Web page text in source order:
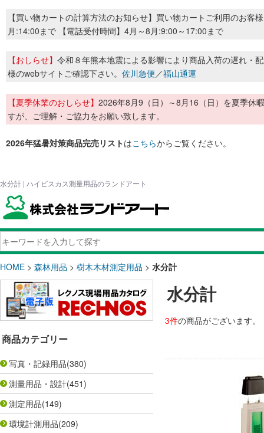
【買い物カートの計算方法のお知らせ】買い物カートご利用のお客
月:14:00まで 【電話受付時間】4月～8月:9:00～17:00まで
【おしらせ】 令和８年熊本地震による影響により商品入荷の遅れ・
様のwebサイトご確認下さい。 佐川急便／福山通運
【夏季休業のおしらせ】 2026年8月9（日）～8月16（日）を夏季休
すが、ご理解・ご協力をお願い致します。
2026年猛暑対策商品完売リストはこちらからご覧ください。
水分計 | ハイビスカス測量用品のランドアート
HOME > 森林用品 > 樹木木材測定用品 > 水分計
商品カテゴリー
写真・記録用品(380)
測量用品・設計(451)
測定用品(149)
環境計測用品(209)
水分計
3件の商品がございます。